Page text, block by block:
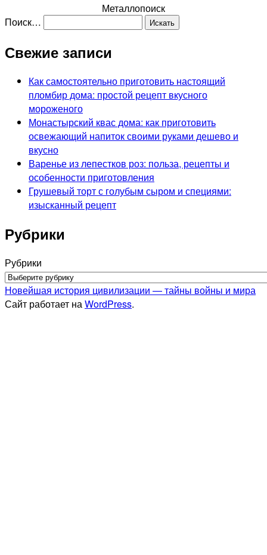
Металлопоиск
Поиск…
Свежие записи
Как самостоятельно приготовить настоящий
пломбир дома: простой рецепт вкусного
мороженого
Монастырский квас дома: как приготовить
освежающий напиток своими руками дешево и
вкусно
Варенье из лепестков роз: польза, рецепты и
особенности приготовления
Грушевый торт с голубым сыром и специями:
изысканный рецепт
Рубрики
Рубрики
Новейшая история цивилизации — тайны войны и мира
Сайт работает на WordPress.